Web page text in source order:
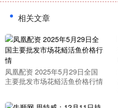
相关文章
凤凰配资 2025年5月29日全国
主要批发市场花鲢活鱼价格行情